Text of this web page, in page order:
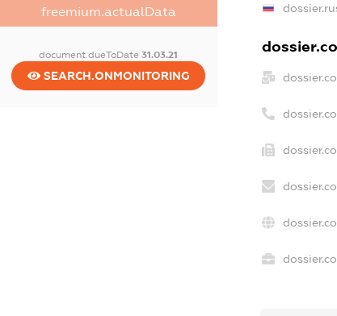
freemium.actualData
document.dueToDate31.03.21
SEARCH.ONMONITORING